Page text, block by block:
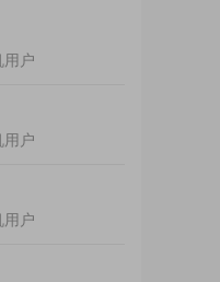
用户
用户
用户